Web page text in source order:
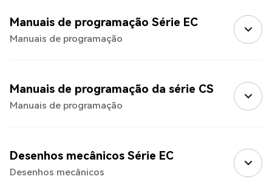
Manuais de programação Série EC
Manuais de programação
Manuais de programação da série CS
Manuais de programação
Desenhos mecânicos Série EC
Desenhos mecânicos